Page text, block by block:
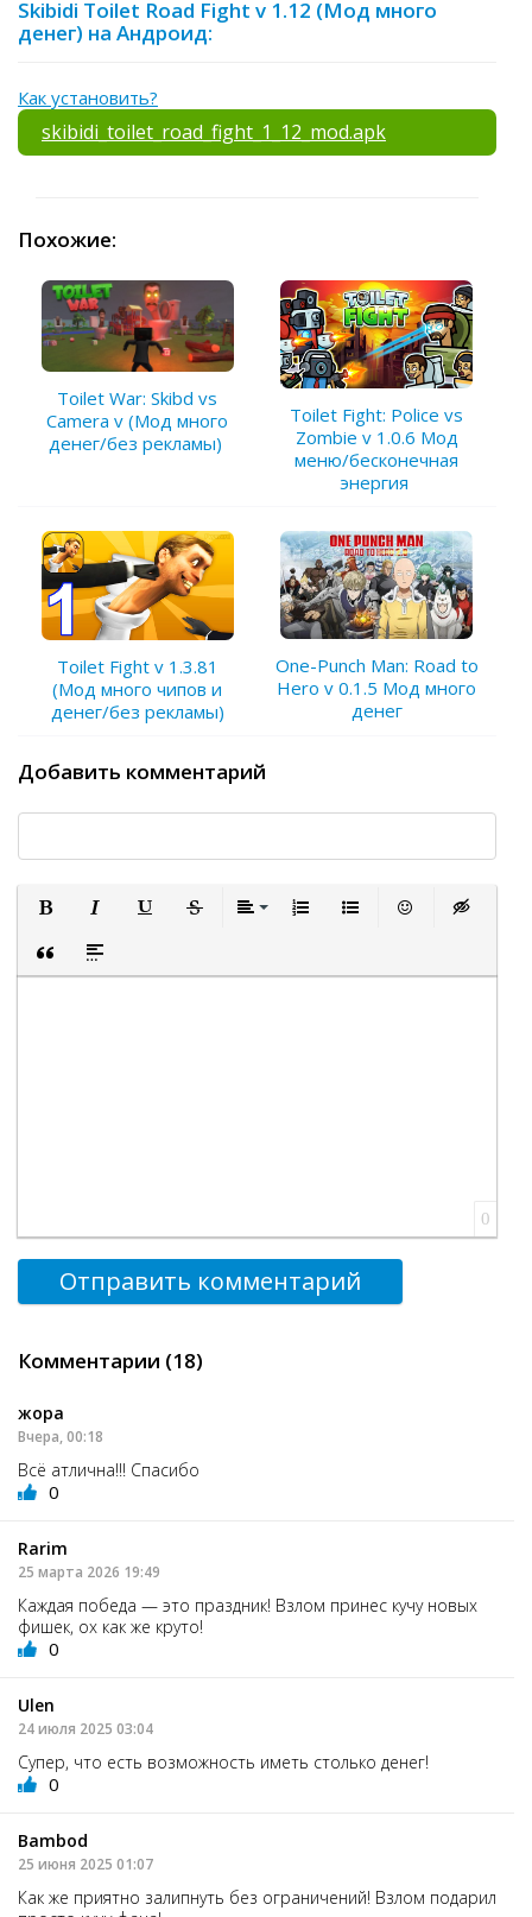
Skibidi Toilet Road Fight v 1.12 (Мод много
денег) на Андроид:
Как установить?
skibidi_toilet_road_fight_1_12_mod.apk
Похожие:
Toilet War: Skibd vs
Camera v (Мод много
денег/без рекламы)
Toilet Fight: Police vs
Zombie v 1.0.6 Мод
меню/бесконечная
энергия
Toilet Fight v 1.3.81
(Мод много чипов и
денег/без рекламы)
One-Punch Man: Road to
Hero v 0.1.5 Мод много
денег
Добавить комментарий
Вставка цитаты
Вставка спойлера
0
Отправить комментарий
Комментарии (18)
жора
Вчера, 00:18
Всё атлична!!! Спасибо
0
Rarim
25 марта 2026 19:49
Каждая победа — это праздник! Взлом принес кучу новых
фишек, ох как же круто!
0
Ulen
24 июля 2025 03:04
Супер, что есть возможность иметь столько денег!
0
Bambod
25 июня 2025 01:07
Как же приятно залипнуть без ограничений! Взлом подарил